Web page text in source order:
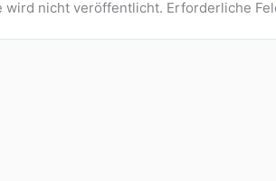
wird nicht veröffentlicht. Erforderliche